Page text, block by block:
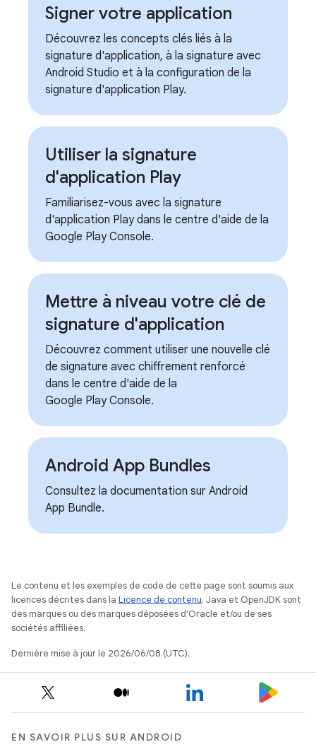
Signer votre application
Découvrez les concepts clés liés à la
signature d'application, à la signature avec
Android Studio et à la configuration de la
signature d'application Play.
Utiliser la signature
d'application Play
Familiarisez-vous avec la signature
d'application Play dans le centre d'aide de la
Google Play Console.
Mettre à niveau votre clé de
signature d'application
Découvrez comment utiliser une nouvelle clé
de signature avec chiffrement renforcé
dans le centre d'aide de la
Google Play Console.
Android App Bundles
Consultez la documentation sur Android
App Bundle.
Le contenu et les exemples de code de cette page sont soumis aux
licences décrites dans la Licence de contenu. Java et OpenJDK sont
des marques ou des marques déposées d'Oracle et/ou de ses
sociétés affiliées.
Dernière mise à jour le 2026/06/08 (UTC).
EN SAVOIR PLUS SUR ANDROID